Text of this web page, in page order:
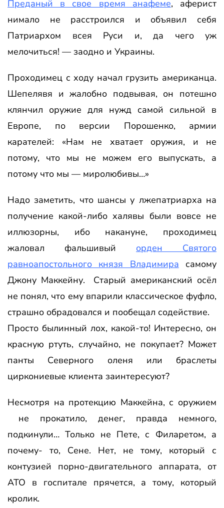
Преданый в свое время анафеме, аферист
нимало не расстроился и объявил себя
Патриархом всея Руси и, да чего уж
мелочиться! — заодно и Украины.
Проходимец с ходу начал грузить американца.
Шепелявя и жалобно подвывая, он потешно
клянчил оружие для нужд самой сильной в
Европе, по версии Порошенко, армии
карателей: «Нам не хватает оружия, и не
потому, что мы не можем его выпускать, а
потому что мы — миролюбивы…»
Надо заметить, что шансы у лжепатриарха на
получение какой-либо халявы были вовсе не
иллюзорны, ибо накануне, проходимец
жаловал фальшивый орден Святого
равноапостольного князя Владимира самому
Джону Маккейну. Старый американский осёл
не понял, что ему впарили классическое фуфло,
страшно обрадовался и пообещал содействие.
Просто былинный лох, какой-то! Интересно, он
красную ртуть, случайно, не покупает? Может
панты Северного оленя или браслеты
циркониевые клиента заинтересуют?
Несмотря на протекцию Маккейна, с оружием
не прокатило, денег, правда немного,
подкинули… Только не Пете, с Филаретом, а
почему- то, Сене. Нет, не тому, который с
контузией порно-двигательного аппарата, от
АТО в госпитале прячется, а тому, который
кролик.